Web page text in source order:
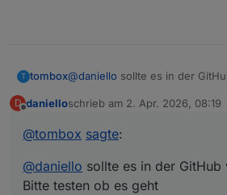
T tombox@daniello sollte es in der
D danielloschrieb am 2. Apr. 2026, 08:19
zuletzt editiert von
@tombox sagte:
@daniello sollte es in der GitHub
Bitte testen ob es geht